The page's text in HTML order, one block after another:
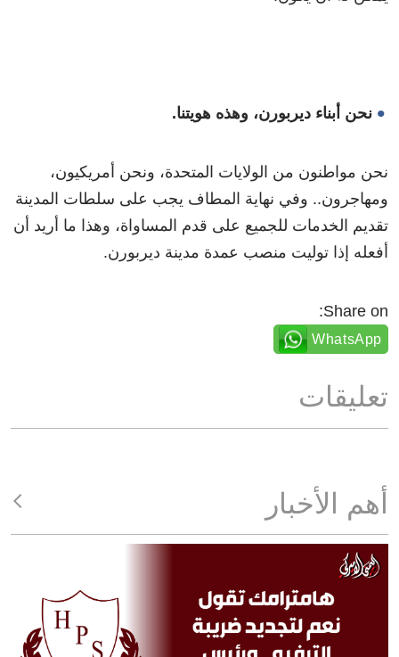
نحن أبناء ديربورن، وهذه هويتنا.
نحن مواطنون من الولايات المتحدة، ونحن أمريكيون،
ومهاجرون.. وفي نهاية المطاف يجب على سلطات المدينة
تقديم الخدمات للجميع على قدم المساواة، وهذا ما أريد أن
أفعله إذا توليت منصب عمدة مدينة ديربورن.
Share on:
WhatsApp
تعليقات
أهم الأخبار